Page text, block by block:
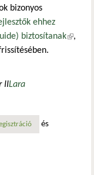
bizonyos
ehhez
biztosítanak(külső
,
IILara
köntösben: frissültek a
és